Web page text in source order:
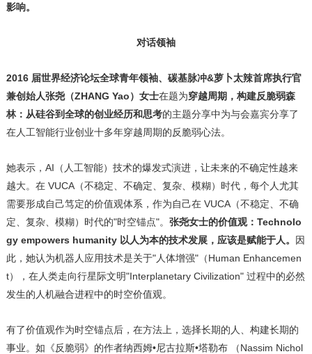
影响。
对话领袖
2016 届世界经济论坛全球青年领袖、碳基脉冲&萝卜太辣首席执行官
兼创始人张尧（ZHANG Yao）女士在题为穿越周期，构建反脆弱森
林：从硅谷到全球的创业经历和思考的主题分享中为与会嘉宾分享了
在人工智能行业创业十多年穿越周期的反脆弱心法。
她表示，AI（人工智能）技术的爆发式演进，让未来的不确定性越来
越大。在 VUCA（不稳定、不确定、复杂、模糊）时代，每个人尤其
需要形成自己笃定的价值观体系，作为自己在 VUCA（不稳定、不确
定、复杂、模糊）时代的"时空锚点"。 张尧女士的价值观： Technolo
gy empowers humanity 以人为本的技术发展，应该是赋能于人。 因
此，她认为机器人应用技术是关于"人体增强"（Human Enhancemen
t），在人类走向行星际文明"Interplanetary Civilization" 过程中的必然
发生的人机融合进程中的时空价值观。
有了价值观作为时空锚点后，在方法上，选择长期的人、构建长期的
事业。如《反脆弱》的作者纳西姆•尼古拉斯•塔勒布 （Nassim Nichol